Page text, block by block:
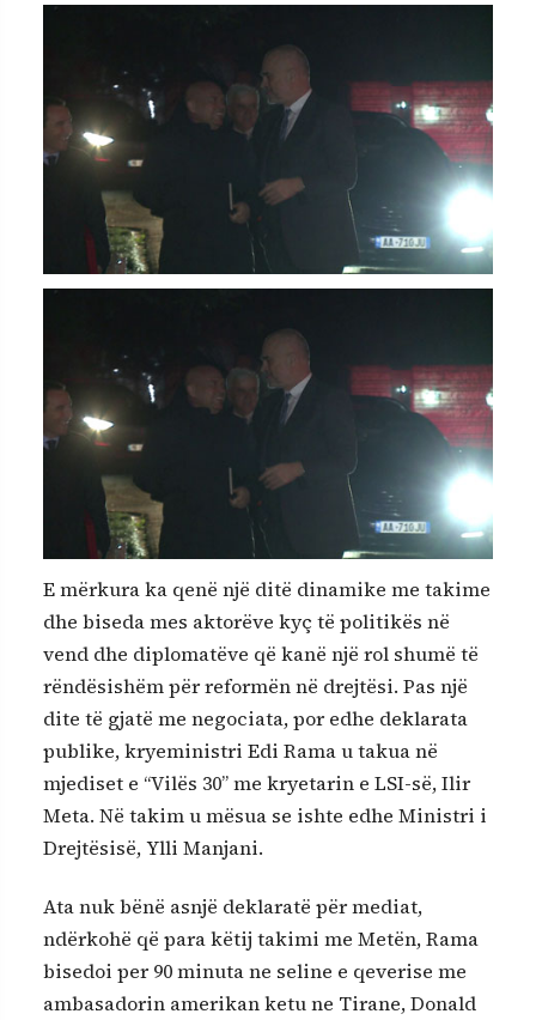
E mërkura ka qenë një ditë dinamike me takime
dhe biseda mes aktorëve kyç të politikës në
vend dhe diplomatëve që kanë një rol shumë të
rëndësishëm për reformën në drejtësi. Pas një
dite të gjatë me negociata, por edhe deklarata
publike, kryeministri Edi Rama u takua në
mjediset e “Vilës 30” me kryetarin e LSI-së, Ilir
Meta. Në takim u mësua se ishte edhe Ministri i
Drejtësisë, Ylli Manjani.
Ata nuk bënë asnjë deklaratë për mediat,
ndërkohë që para këtij takimi me Metën, Rama
bisedoi per 90 minuta ne seline e qeverise me
ambasadorin amerikan ketu ne Tirane, Donald